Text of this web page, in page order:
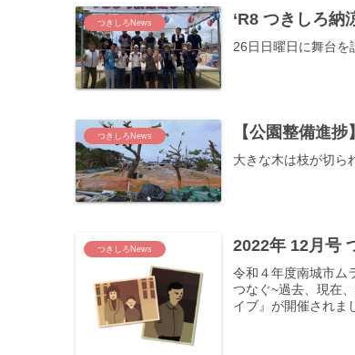
つきしろNews ‘R8 つきしろ納
26日日曜日に舞台を
つきしろNews 【公園整備進
大きな木は枝が切ら
つきしろNews 2022年 12月号
令和４年度南城市ム
つなぐ~過去、現在
イブ』が開催されま